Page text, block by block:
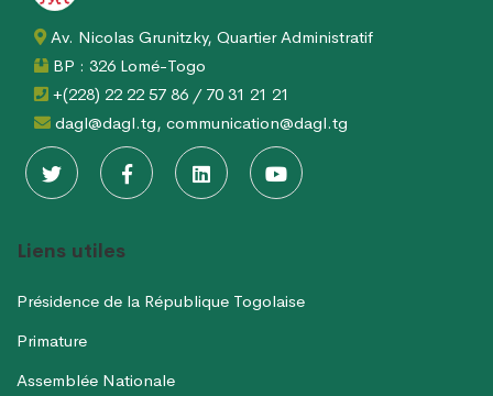
Av. Nicolas Grunitzky, Quartier Administratif
BP : 326 Lomé-Togo
+(228) 22 22 57 86 / 70 31 21 21
dagl@dagl.tg, communication@dagl.tg
Liens utiles
Présidence de la République Togolaise
Primature
Assemblée Nationale